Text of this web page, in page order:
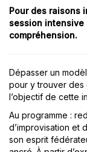
Pour des raisons
session intensive
compréhension.
Dépasser un
pour y trouver des
l’objectif de cette
Au programme :
d’improvisation et
son esprit